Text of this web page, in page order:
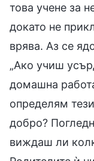
това учене за
докато не
врява. Аз се
„Ако учиш
домашна
определям
добро?
виждаш ли